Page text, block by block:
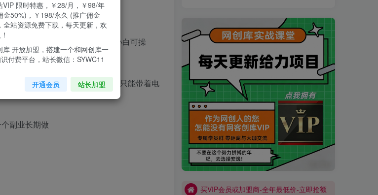
，一单29.9不等，月入过万，小白可操
了半天也没法解决，求助无门，只能带着电
副业长期做
买VIP会员或加盟商-全年最低价-立即抢额
网创库-限时优惠 别错过!
买VIP会员或加盟商-全年最低价-立即抢额
VIP 限时特惠，￥28/月，￥98/年
金50%)，￥198/永久 (推广佣金
全站资源免费下载，每天更新，欢
库 开放加盟，搭建一个和网创库一
付费平台，站长微信：SYWC11
开通会员 站长加盟